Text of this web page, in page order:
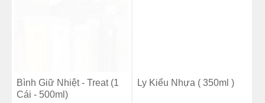
Bình Giữ Nhiệt - Treat (1
Cái - 500ml)
Ly Kiểu Nhựa ( 350ml )